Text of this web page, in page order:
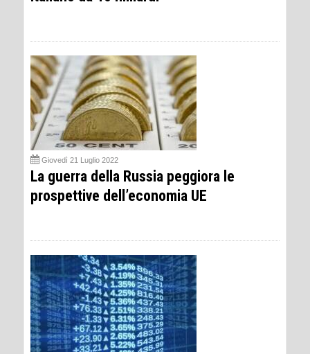
Giovedì 21 Luglio 2022
La guerra della Russia peggiora le
prospettive dell’economia UE